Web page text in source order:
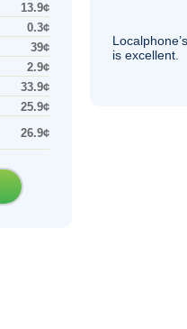
13.9¢
0.3¢
39¢
2.9¢
33.9¢
25.9¢
26.9¢
is excellent.